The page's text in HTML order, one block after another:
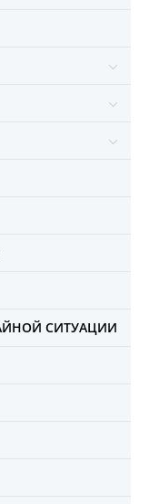
СИТУАЦИИ